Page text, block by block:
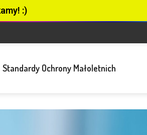
:)
Standardy Ochrony Małoletnich